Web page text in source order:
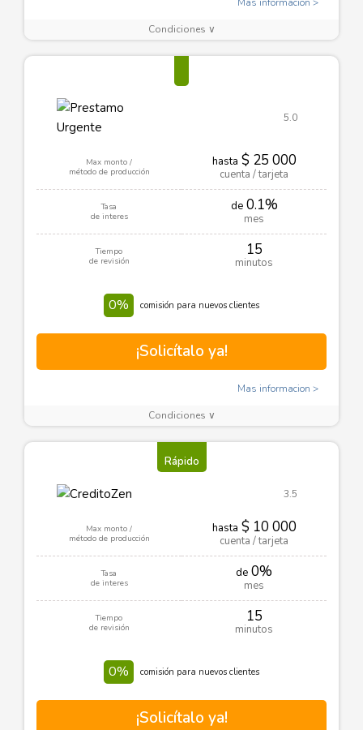
Condiciones ∨
5.0
Max monto /
método de producción
hasta $ 25 000
cuenta / tarjeta
Tasa
de interes
de0.1%
mes
Tiempo
de revisión
15
minutos
0% comisión para nuevos clientes
¡Solicítalo ya!
Mas informacion
Condiciones ∨
Rápido
3.5
Max monto /
método de producción
hasta $ 10 000
cuenta / tarjeta
Tasa
de interes
de 0%
mes
Tiempo
de revisión
15
minutos
0% comisión para nuevos clientes
¡Solicítalo ya!